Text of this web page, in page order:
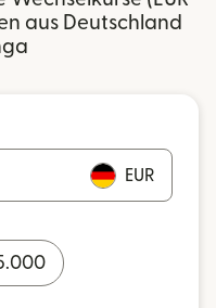
aus Deutschland
EUR